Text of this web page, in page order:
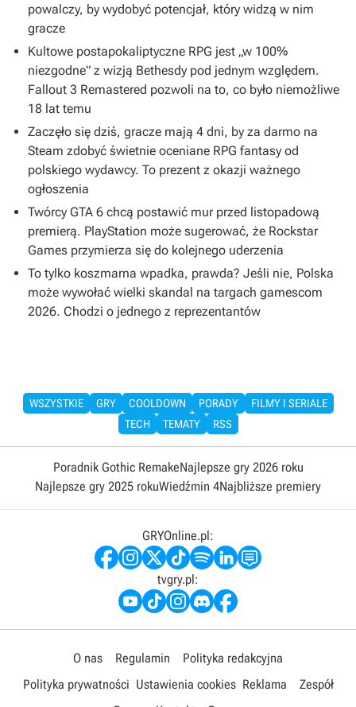
powalczy, by wydobyć potencjał, który widzą w nim
gracze
Kultowe postapokaliptyczne RPG jest „w 100%
niezgodne” z wizją Bethesdy pod jednym względem.
Fallout 3 Remastered pozwoli na to, co było niemożliwe
18 lat temu
Zaczęło się dziś, gracze mają 4 dni, by za darmo na
Steam zdobyć świetnie oceniane RPG fantasy od
polskiego wydawcy. To prezent z okazji ważnego
ogłoszenia
Twórcy GTA 6 chcą postawić mur przed listopadową
premierą. PlayStation może sugerować, że Rockstar
Games przymierza się do kolejnego uderzenia
To tylko koszmarna wpadka, prawda? Jeśli nie, Polska
może wywołać wielki skandal na targach gamescom
2026. Chodzi o jednego z reprezentantów
WSZYSTKIE GRY COOLDOWN PORADY
FILMY I SERIALE
TECH
TEMATY RSS
Poradnik Gothic RemakeNajlepsze gry 2026 roku
Najlepsze gry 2025 rokuWiedźmin 4Najbliższe premiery
GRYOnline.pl:
tvgry.pl:
O nas Regulamin
Polityka redakcyjna
Polityka prywatności Ustawienia cookies Reklama
Zespół